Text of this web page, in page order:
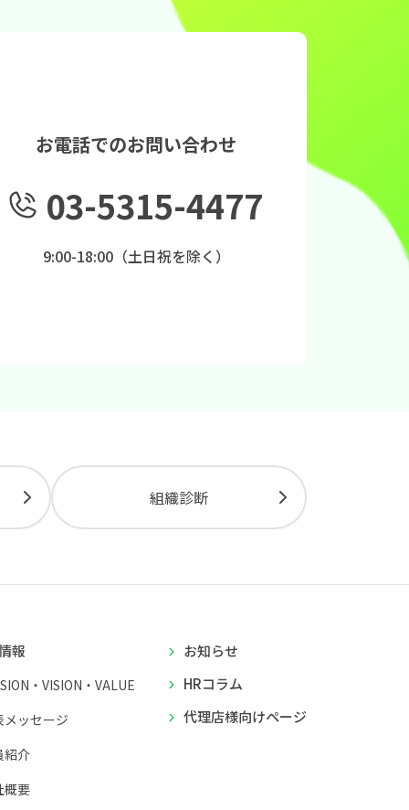
お電話でのお問い合わせ
03-5315-4477
9:00-18:00（土日祝を除く）
組織診断
報
・VISION・VALUE
メッセージ
紹介
概要
お知らせ
HRコラム
代理店様向けページ